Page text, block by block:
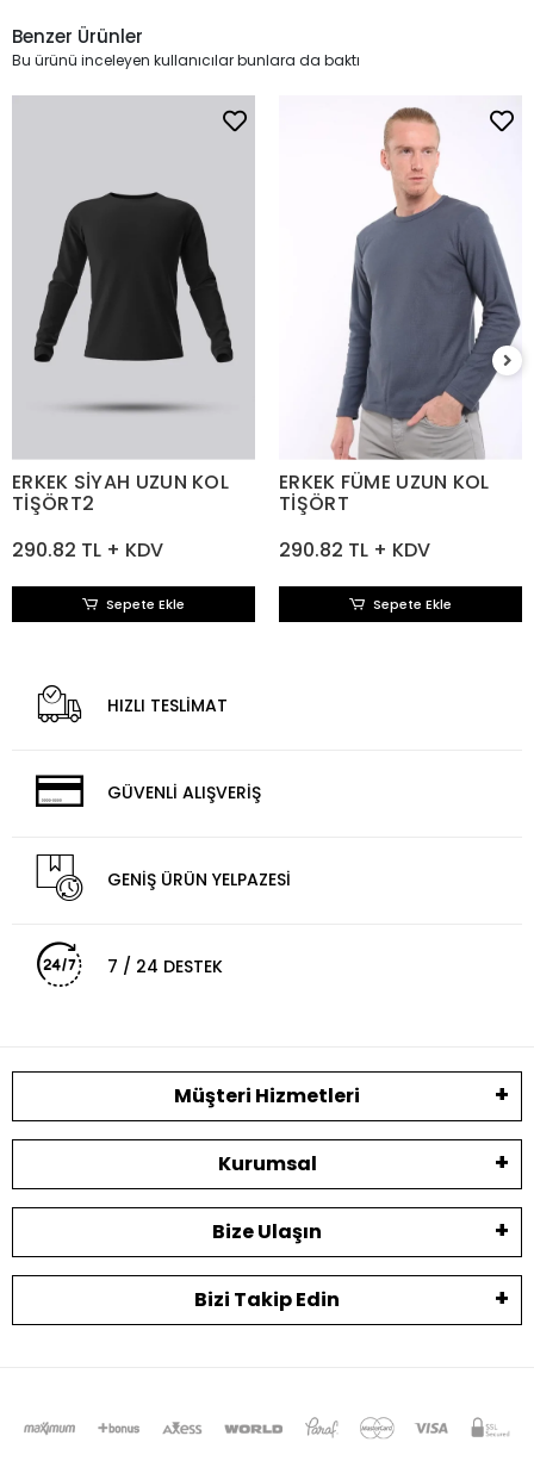
Benzer Ürünler
Bu ürünü inceleyen kullanıcılar bunlara da baktı
ERKEK SİYAH UZUN KOL
TİŞÖRT2
290.82 TL + KDV
Sepete Ekle
ERKEK FÜME UZUN KOL
TİŞÖRT
290.82 TL + KDV
Sepete Ekle
HIZLI TESLİMAT
GÜVENLİ ALIŞVERİŞ
GENİŞ ÜRÜN YELPAZESİ
7 / 24 DESTEK
Müşteri Hizmetleri
Kurumsal
Bize Ulaşın
Bizi Takip Edin